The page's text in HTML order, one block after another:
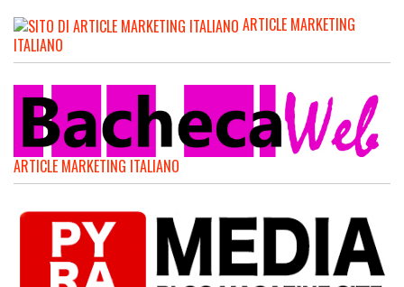
ARTICLE MARKETING
ITALIANO
ARTICLE MARKETING ITALIANO